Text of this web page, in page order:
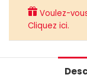
Voulez-
Cliquez ici.